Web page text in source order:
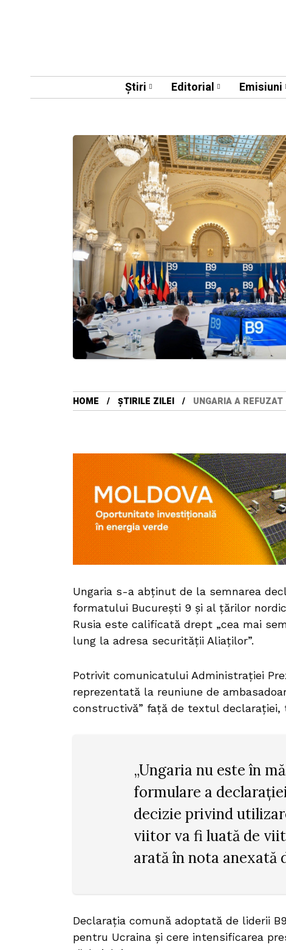
Știri Editorial Emisiuni
HOME ȘTIRILE ZILEI UNGARIA A
Ungaria s-a abținut de la semnarea
formatului București 9 și al țărilor
Rusia este calificată drept „cea mai
lung la adresa securității Aliaților”.
Potrivit comunicatului Administrației
reprezentată la reuniune de
constructivă” față de textul declarației,
„Ungaria nu este în
formulare a
decizie privind
viitor va fi luată de
arată în nota anexată
Declarația comună adoptată de liderii
pentru Ucraina și cere intensificarea